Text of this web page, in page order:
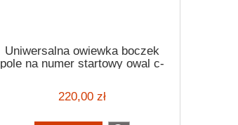
Uniwersalna owiewka boczek
pole na numer startowy owal c-
220,00 zł